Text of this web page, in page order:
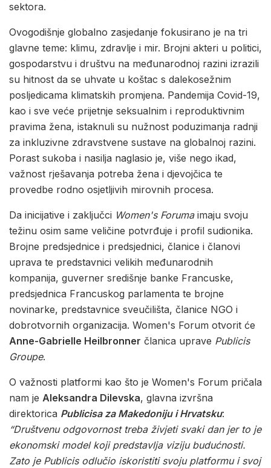
sektora.
Ovogodišnje globalno zasjedanje fokusirano je na tri
glavne teme: klimu, zdravlje i mir. Brojni akteri u politici,
gospodarstvu i društvu na međunarodnoj razini izrazili
su hitnost da se uhvate u koštac s dalekosežnim
posljedicama klimatskih promjena. Pandemija Covid-19,
kao i sve veće prijetnje seksualnim i reproduktivnim
pravima žena, istaknuli su nužnost poduzimanja radnji
za inkluzivne zdravstvene sustave na globalnoj razini.
Porast sukoba i nasilja naglasio je, više nego ikad,
važnost rješavanja potreba žena i djevojčica te
provedbe rodno osjetljivih mirovnih procesa.
Da inicijative i zaključci Women's Forumaimaju svoju
težinu osim same veličine potvrđuje i profil sudionika.
Brojne predsjednice i predsjednici, članice i članovi
uprava te predstavnici velikih međunarodnih
kompanija, guverner središnje banke Francuske,
predsjednica Francuskog parlamenta te brojne
novinarke, predstavnice sveučilišta, članice NGO i
dobrotvornih organizacija. Women's Forum otvorit će
Anne-Gabrielle Heilbronner članica uprave Publicis
Groupe.
O važnosti platformi kao što je Women's Forum pričala
nam je Aleksandra Dilevska, glavna izvršna
direktorica Publicisa za Makedoniju i Hrvatsku:
“Društvenu odgovornost treba živjeti svaki dan jer to je
ekonomski model koji predstavlja viziju budućnosti.
Zato je Publicis odlučio iskoristiti svoju platformu i svoj